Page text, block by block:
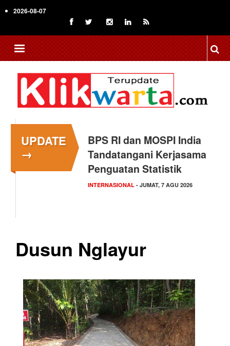
to
content
2026-08-07
UPDATE
→
BPS RI dan MOSPI India
Tandatangani Kerjasama
Penguatan Statistik
INTERNASIONAL - JUMAT, 7 AGU 2026
Kapolsek Kedungkandang
Klarifikasi Isu "Tangkap
Lepas",…
HUKUM- KAMIS, 6 AGU 2026
Dusun Nglayur